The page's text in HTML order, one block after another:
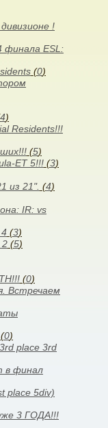
!
финала ESL:
(0)
4)
Residents!!!
(5)
ET 5!!! (3)
из 21". (4)
IR: vs
(3)
2 (5)
(0)
Встречаем
(0)
place 3rd
в финал
place 5div)
3 ГОДА!!!